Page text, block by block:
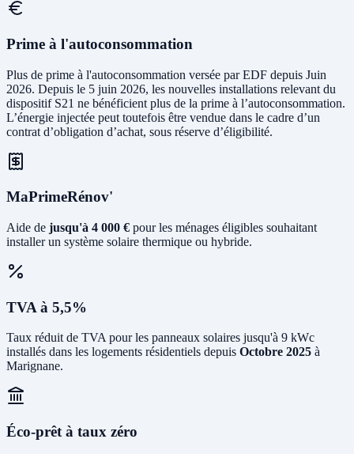
Prime à l'autoconsommation
Plus de prime à l'autoconsommation versée par EDF depuis Juin
2026. Depuis le 5 juin 2026, les nouvelles installations relevant du
dispositif S21 ne bénéficient plus de la prime à l’autoconsommation.
L’énergie injectée peut toutefois être vendue dans le cadre d’un
contrat d’obligation d’achat, sous réserve d’éligibilité.
MaPrimeRénov'
Aide de jusqu'à 4 000 € pour les ménages éligibles souhaitant
installer un système solaire thermique ou hybride.
TVA à 5,5%
Taux réduit de TVA pour les panneaux solaires jusqu'à 9 kWc
installés dans les logements résidentiels depuis Octobre 2025 à
Marignane.
Éco-prêt à taux zéro